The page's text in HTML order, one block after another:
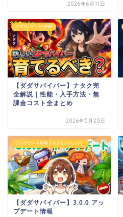
2026年6月11日
ダダサバイバー攻略
【ダダサバイバー】ナタク完
全解説｜性能・入手方法・無
課金コスト全まとめ
2026年5月20日
アップデート情報【ダダサバイバー】
【ダダサバイバー】3.0.0 アッ
プデート情報